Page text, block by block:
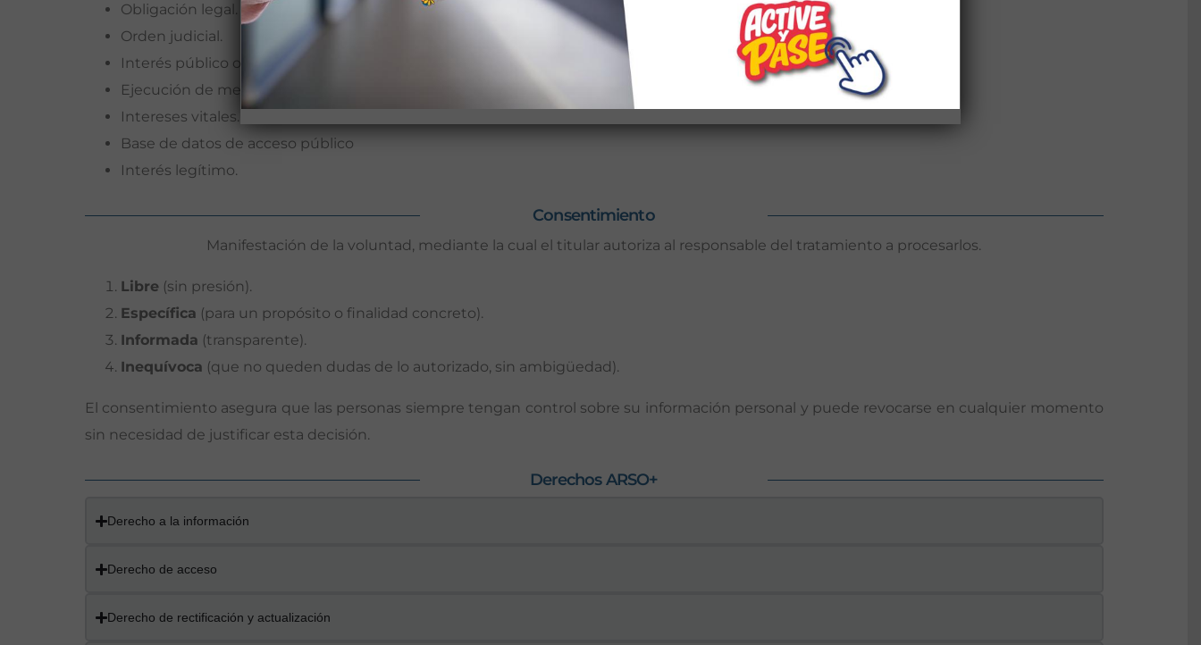
Obligación legal.
Orden judicial.
Interés público o ejercicio de poderes públicos.
Ejecución de medidas precontractuales o cumplimiento de obligaciones contractuales.
Intereses vitales.
Base de datos de acceso público
Interés legítimo.
Consentimiento
Manifestación de la voluntad, mediante la cual el titular autoriza al responsable del tratamiento a procesarlos.
Libre(sin presión).
Específica (para un propósito o finalidad concreto).
Informada (transparente).
Inequívoca (que no queden dudas de lo autorizado, sin ambigüedad).
El consentimiento asegura que las personas siempre tengan control sobre su información personal y puede revocarse en cualquier momento
sin necesidad de justificar esta decisión.
Derechos ARSO+
Derecho a la información
Derecho de acceso
Derecho de rectificación y actualización